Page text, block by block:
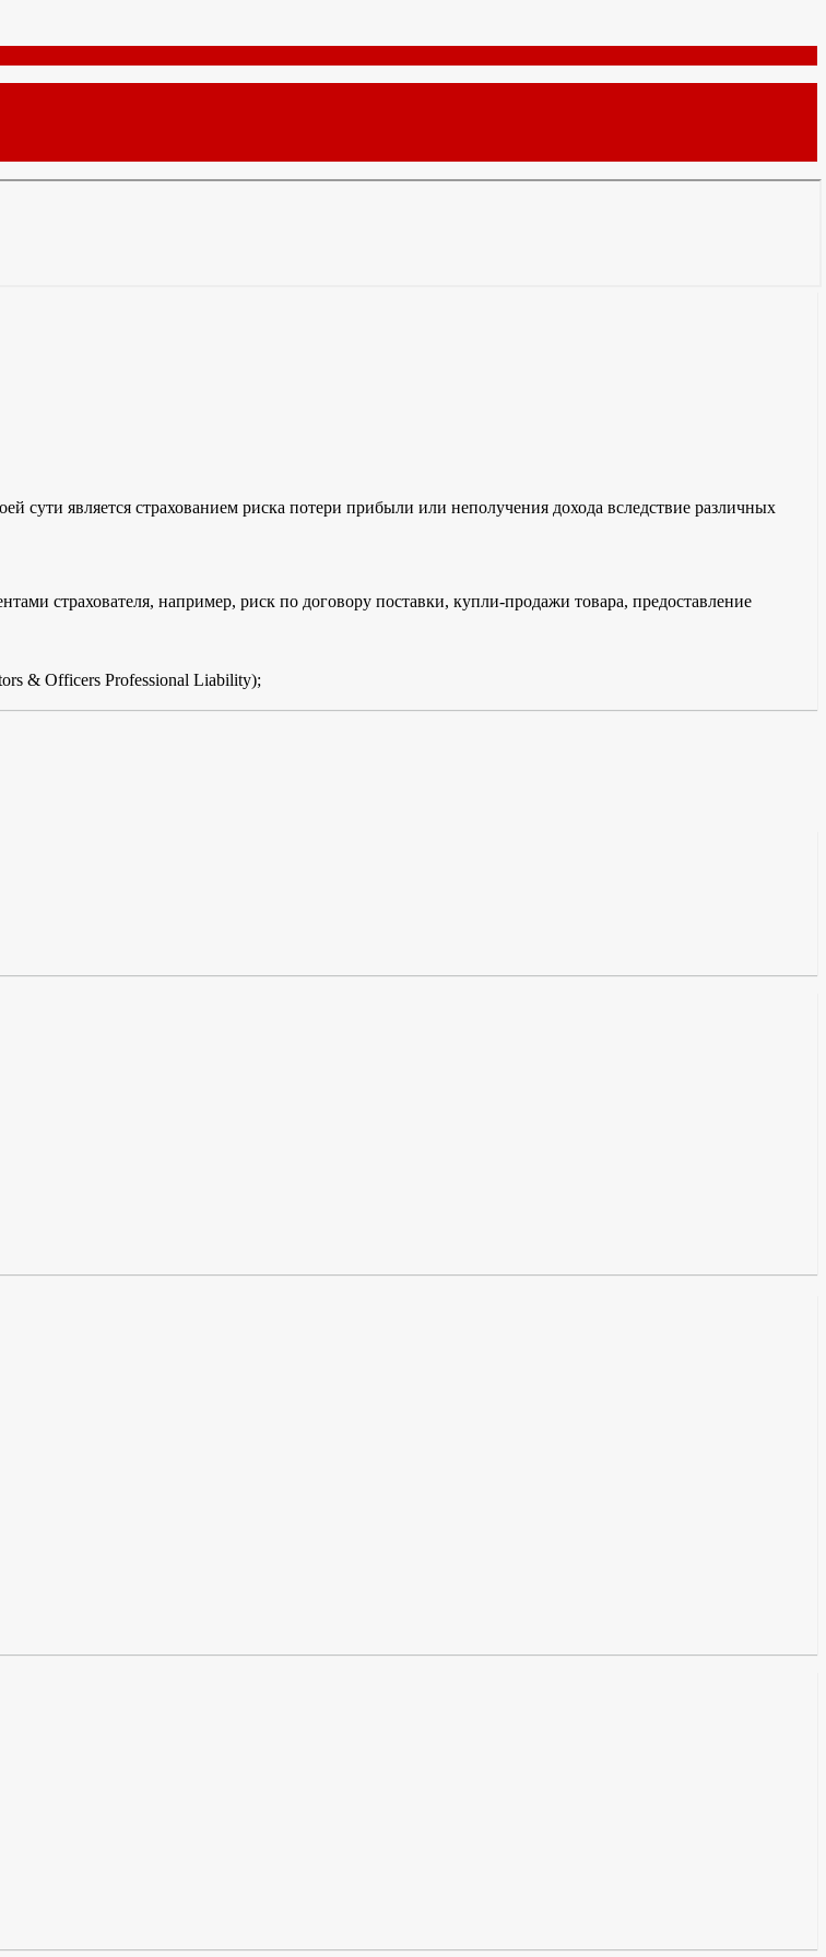
сути является страхованием риска потери прибыли или неполучения дохода вследствие различных
страхователя, например, риск по договору поставки, купли-продажи товара, предоставление
& Officers Professional Liability);